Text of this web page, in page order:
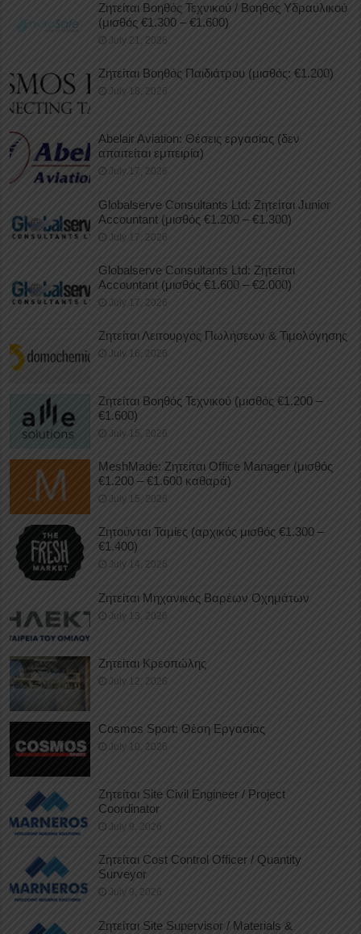
Ζητείται Βοηθός Τεχνικού / Βοηθός Υδραυλικού
(μισθός €1.300 – €1.600)
July 21, 2026
Ζητείται Βοηθός Παιδιάτρου (μισθός: €1.200)
July 18, 2026
Abelair Aviation: Θέσεις εργασίας (δεν
απαιτείται εμπειρία)
July 17, 2026
Globalserve Consultants Ltd: Ζητείται Junior
Accountant (μισθός €1.200 – €1.300)
July 17, 2026
Globalserve Consultants Ltd: Ζητείται
Accountant (μισθός €1.600 – €2.000)
July 17, 2026
Ζητείται Λειτουργός Πωλήσεων & Τιμολόγησης
July 16, 2026
Ζητείται Βοηθός Τεχνικού (μισθός €1.200 –
€1.600)
July 15, 2026
MeshMade: Ζητείται Office Manager (μισθός
€1.200 – €1.600 καθαρά)
July 15, 2026
Ζητούνται Ταμίες (αρχικός μισθός €1.300 –
€1.400)
July 14, 2026
Ζητείται Μηχανικός Βαρέων Οχημάτων
July 13, 2026
Ζητείται Κρεοπώλης
July 12, 2026
Cosmos Sport: Θέση Εργασίας
July 10, 2026
Ζητείται Site Civil Engineer / Project
Coordinator
July 9, 2026
Ζητείται Cost Control Officer / Quantity
Surveyor
July 9, 2026
Ζητείται Site Supervisor / Materials &